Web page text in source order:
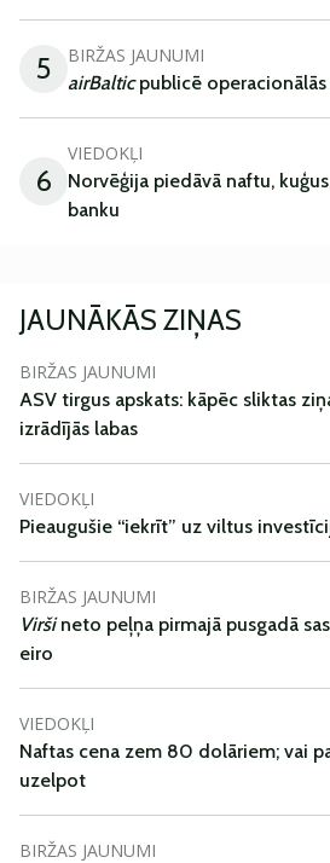
5 BIRŽAS JAUNUMI
airBalticpublicē
6
VIEDOKĻI
Norvēģija piedāvā naftu,
banku
JAUNĀKĀS ZIŅAS
BIRŽAS JAUNUMI
ASV tirgus apskats: kāpēc sliktas
izrādījās labas
VIEDOKĻI
Pieaugušie “iekrīt” uz viltus
BIRŽAS JAUNUMI
Viršineto peļņa pirmajā pusgadā
eiro
VIEDOKĻI
Naftas cena zem 80 dolāriem; vai
uzelpot
BIRŽAS JAUNUMI